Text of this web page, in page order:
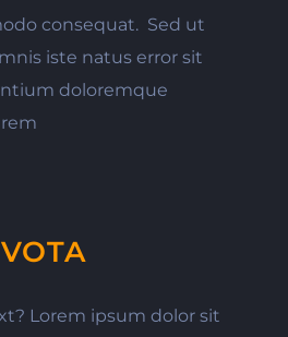
consequat. Sed ut
iste natus error sit
doloremque
Lorem ipsum dolor sit